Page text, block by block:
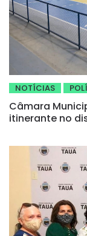
NOTÍCIAS
Câmara
itinerante no